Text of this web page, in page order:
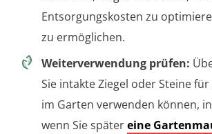
Entsorgungskosten zu
zu ermöglichen.
Weiterverwendung prüfen:
Sie intakte Ziegel oder Steine
im Garten verwenden können,
wenn Sie spätereine